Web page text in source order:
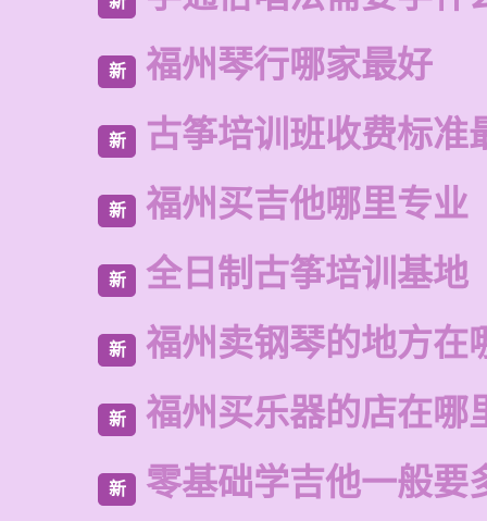
新 福州琴行哪家最好
新 古筝培训班收费标准
新 福州买吉他哪里专业
新 全日制古筝培训基地
新 福州卖钢琴的地方在
新 福州买乐器的店在哪
新 零基础学吉他一般要